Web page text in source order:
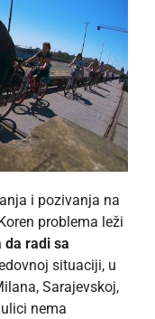
i pozivanja na
problema leži
da radi sa
situaciji, u
Sarajevskoj,
nema